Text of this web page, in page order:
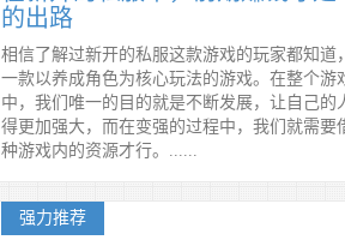
的出路
相信了解过新开的私服这款游戏的玩家都知道
一款以养成角色为核心玩法的游戏。在整个游
中，我们唯一的目的就是不断发展，让自己的
得更加强大，而在变强的过程中，我们就需要
种游戏内的资源才行。......
强力推荐